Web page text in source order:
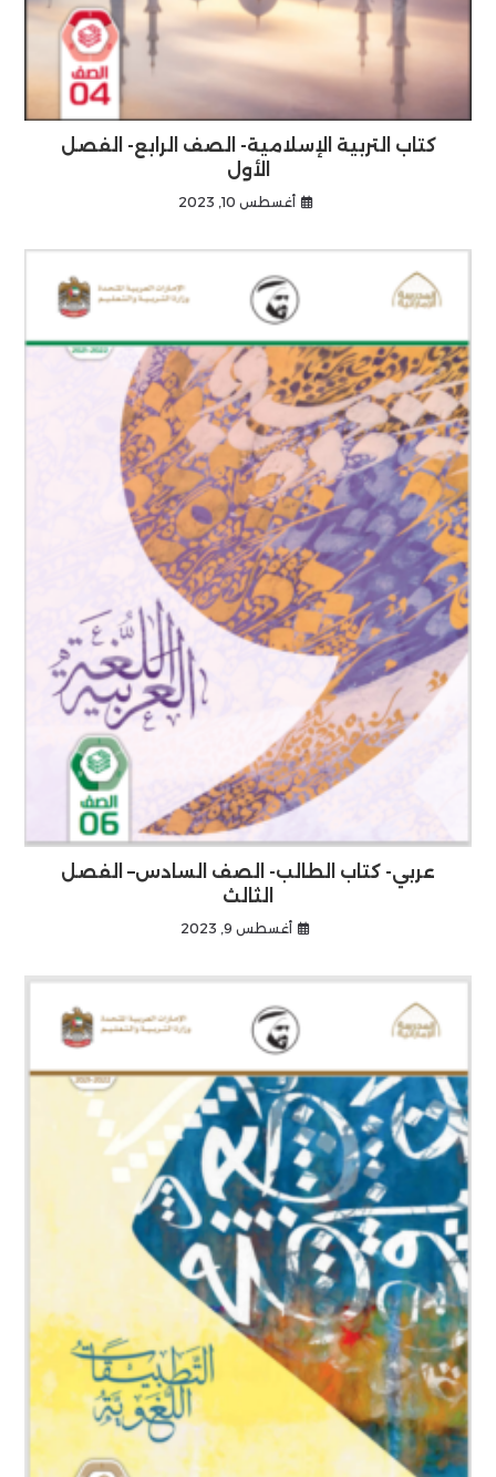
كتاب التربية الإسلامية- الصف الرابع- الفصل
الأول
أغسطس 10, 2023
عربي- كتاب الطالب- الصف السادس– الفصل
الثالث
أغسطس 9, 2023